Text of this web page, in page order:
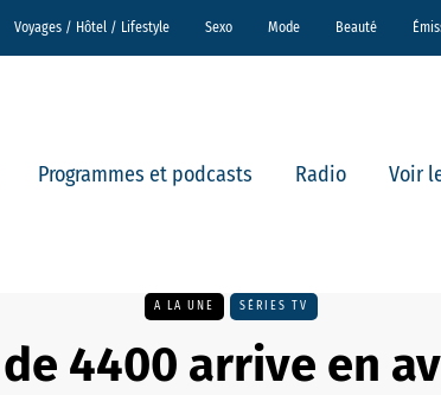
Voyages / Hôtel / Lifestyle Sexo Mode Beauté
Programmes et podcasts Radio Voir
A LA UNE SÉRIES TV
4400 arrive en